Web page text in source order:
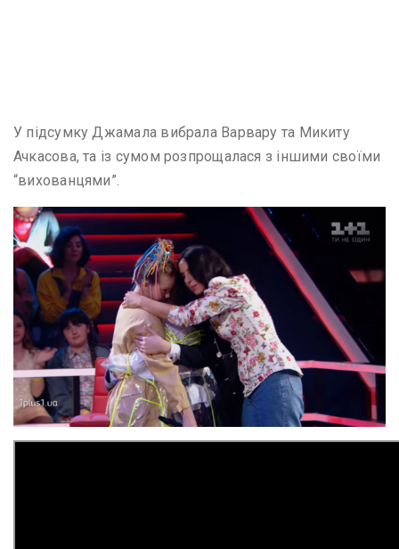
У підсумку Джамала вибрала Варвару та Микиту
Ачкасова, та із сумом розпрощалася з іншими своїми
“вихованцями”.